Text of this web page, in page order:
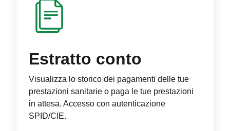
Estratto conto
Visualizza lo storico dei pagamenti delle tue
prestazioni sanitarie o paga le tue prestazioni
in attesa. Accesso con autenticazione
SPID/CIE.